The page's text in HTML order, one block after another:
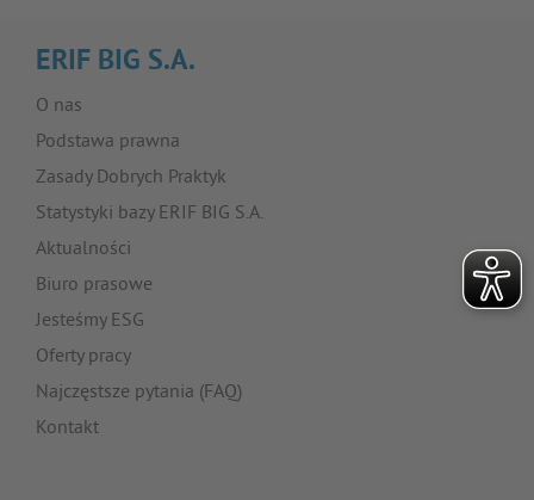
ERIF BIG S.A.
O nas
Podstawa prawna
Zasady Dobrych Praktyk
Statystyki bazy ERIF BIG S.A.
Aktualności
Biuro prasowe
Jesteśmy ESG
Oferty pracy
Najczęstsze pytania (FAQ)
Kontakt